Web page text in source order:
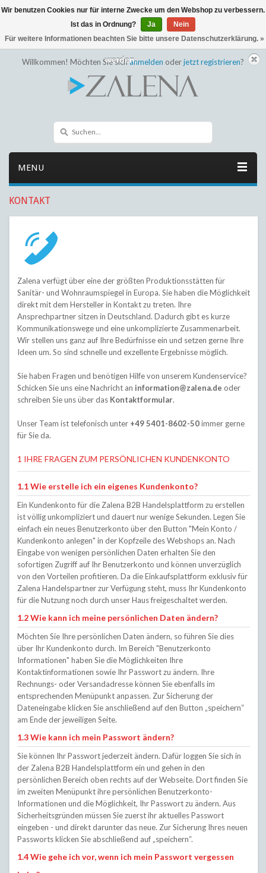
Willkommen! Möchten Sie sichanmelden oderjetzt registrieren?
MENU
KONTAKT
Zalena verfügt über eine der größten Produktionsstätten für
Sanitär- und Wohnraumspiegel in Europa. Sie haben die Möglichkeit
direkt mit dem Hersteller in Kontakt zu treten. Ihre
Ansprechpartner sitzen in Deutschland. Dadurch gibt es kurze
Kommunikationswege und eine unkomplizierte Zusammenarbeit.
Wir stellen uns ganz auf Ihre Bedürfnisse ein und setzen gerne Ihre
Ideen um. So sind schnelle und exzellente Ergebnisse möglich.
Sie haben Fragen und benötigen Hilfe von unserem Kundenservice?
Schicken Sie uns eine Nachricht an information@zalena.de oder
schreiben Sie uns über das Kontaktformular.
Unser Team ist telefonisch unter +49 5401-8602-50immer gerne
für Sie da.
1 IHRE FRAGEN ZUM PERSÖNLICHEN KUNDENKONTO
1.1 Wie erstelle ich ein eigenes Kundenkonto?
Ein Kundenkonto für die Zalena B2B Handelsplattform zu erstellen
ist völlig unkompliziert und dauert nur wenige Sekunden. Legen Sie
einfach ein neues Benutzerkonto über den Button "Mein Konto /
Kundenkonto anlegen" in der Kopfzeile des Webshops an. Nach
Eingabe von wenigen persönlichen Daten erhalten Sie den
sofortigen Zugriff auf Ihr Benutzerkonto und können unverzüglich
von den Vorteilen profitieren. Da die Einkaufsplattform exklusiv für
Zalena Handelspartner zur Verfügung steht, muss Ihr Kundenkonto
für die Nutzung noch durch unser Haus freigeschaltet werden.
1.2 Wie kann ich meine persönlichen Daten ändern?
Möchten Sie Ihre persönlichen Daten ändern, so führen Sie dies
über Ihr Kundenkonto durch. Im Bereich "Benutzerkonto
Informationen" haben Sie die Möglichkeiten Ihre
Kontaktinformationen sowie Ihr Passwort zu ändern. Ihre
Rechnungs- oder Versandadresse können Sie ebenfalls im
entsprechenden Menüpunkt anpassen. Zur Sicherung der
Dateneingabe klicken Sie anschließend auf den Button „speichern“
am Ende der jeweiligen Seite.
1.3 Wie kann ich mein Passwort ändern?
Sie können Ihr Passwort jederzeit ändern. Dafür loggen Sie sich in
der Zalena B2B Handelsplattform ein und gehen in den
persönlichen Bereich oben rechts auf der Webseite. Dort finden Sie
im zweiten Menüpunkt ihre persönlichen Benutzerkonto-
Informationen und die Möglichkeit, Ihr Passwort zu ändern. Aus
Sicherheitsgründen müssen Sie zuerst ihr aktuelles Passwort
eingeben - und direkt darunter das neue. Zur Sicherung Ihres neuen
Passworts klicken Sie abschließend auf „speichern“.
1.4 Wie gehe ich vor, wenn ich mein Passwort vergessen
Wir benutzen Cookies nur für interne Zwecke um den Webshop zu verbessern.
Ist das in Ordnung?
Ja
Nein
Für weitere Informationen beachten Sie bitte unsere Datenschutzerklärung. »
← Zurück zum BackofficeDieser Shop befindet sich im Aufbau
Eventuell können nicht alle Bestellungen eingehalten oder erfüllt
werden.